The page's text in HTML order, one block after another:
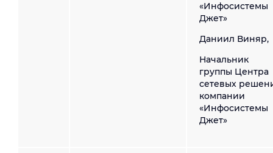
«Инфосистемы
Джет»
Даниил Виняр,
Начальник
группы Центра
сетевых
компании
«Инфосистемы
Джет»